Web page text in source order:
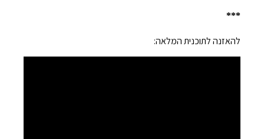
***
להאזנה לתוכנית המלאה: